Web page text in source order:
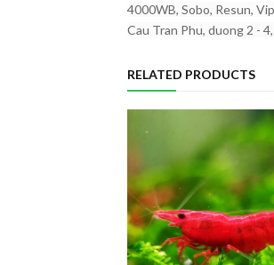
4000WB, Sobo, Resun,
Cau Tran Phu, duong 2 -
RELATED PRODUCTS